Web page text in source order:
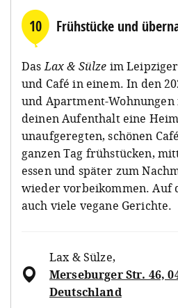
10 Frühstücke und
DasLax & Sülze im
und Café in einem. In den
und Apartment-
deinen Aufenthalt eine
unaufgeregten, schönen
ganzen Tag frühstücken,
essen und später zum
wieder vorbeikommen. Auf
auch viele vegane Gerichte.
Lax & Sülze,
Merseburger Str. 46,
Deutschland